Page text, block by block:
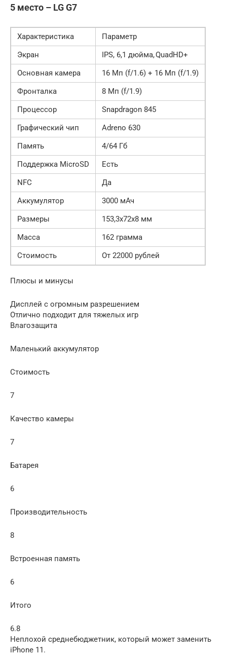
5 место – LG G7
Характеристика
Параметр
Экран
IPS, 6,1 дюйма, QuadHD+
Основная камера
16 Мп (f/1.6) + 16 Мп (f/1.9)
Фронталка
8 Мп (f/1.9)
Процессор
Snapdragon 845
Графический чип
Adreno 630
Память
4/64 Гб
Поддержка MicroSD
Есть
NFC
Да
Аккумулятор
3000 мАч
Размеры
153,3x72x8 мм
Масса
162 грамма
Стоимость
От 22000 рублей
Плюсы и минусы
Дисплей с огромным разрешением
Отлично подходит для тяжелых игр
Влагозащита
Маленький аккумулятор
Стоимость
7
Качество камеры
7
Батарея
6
Производительность
8
Встроенная память
6
Итого
6.8
Неплохой среднебюджетник, который может заменить
iPhone 11.